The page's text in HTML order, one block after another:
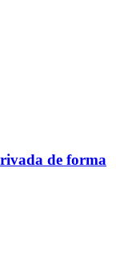
de forma